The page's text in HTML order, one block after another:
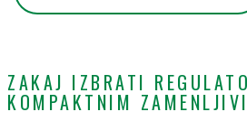
ZAKAJ IZBRATI
KOMPAKTNIM